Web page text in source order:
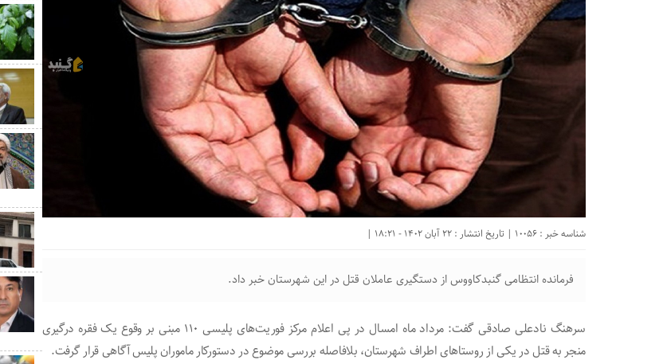
شناسه خبر : 10056 | تاریخ انتشار : 22 آبان 1402 - 18:21 |
فرمانده انتظامی گنبدکاووس از دستگیری عاملان قتل در این شهرستان خبر داد.
سرهنگ نادعلی صادقی گفت: مرداد ماه امسال در پی اعلام مرکز فوریت‌های پلیسی ۱۱۰ مبنی بر وقوع یک فقره درگیری
منجر به قتل در یکی از روستا‌های اطراف شهرستان، بلافاصله بررسی موضوع در دستورکار ماموران پلیس آگاهی قرار گرفت.